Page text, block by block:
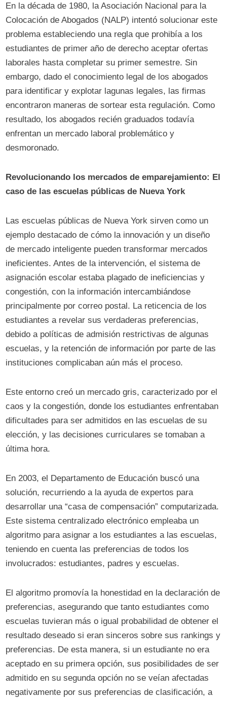
En la década de 1980, la Asociación Nacional para la
Colocación de Abogados (NALP) intentó solucionar este
problema estableciendo una regla que prohibía a los
estudiantes de primer año de derecho aceptar ofertas
laborales hasta completar su primer semestre. Sin
embargo, dado el conocimiento legal de los abogados
para identificar y explotar lagunas legales, las firmas
encontraron maneras de sortear esta regulación. Como
resultado, los abogados recién graduados todavía
enfrentan un mercado laboral problemático y
desmoronado.
Revolucionando los mercados de emparejamiento: El
caso de las escuelas públicas de Nueva York
Las escuelas públicas de Nueva York sirven como un
ejemplo destacado de cómo la innovación y un diseño
de mercado inteligente pueden transformar mercados
ineficientes. Antes de la intervención, el sistema de
asignación escolar estaba plagado de ineficiencias y
congestión, con la información intercambiándose
principalmente por correo postal. La reticencia de los
estudiantes a revelar sus verdaderas preferencias,
debido a políticas de admisión restrictivas de algunas
escuelas, y la retención de información por parte de las
instituciones complicaban aún más el proceso.
Este entorno creó un mercado gris, caracterizado por el
caos y la congestión, donde los estudiantes enfrentaban
dificultades para ser admitidos en las escuelas de su
elección, y las decisiones curriculares se tomaban a
última hora.
En 2003, el Departamento de Educación buscó una
solución, recurriendo a la ayuda de expertos para
desarrollar una “casa de compensación” computarizada.
Este sistema centralizado electrónico empleaba un
algoritmo para asignar a los estudiantes a las escuelas,
teniendo en cuenta las preferencias de todos los
involucrados: estudiantes, padres y escuelas.
El algoritmo promovía la honestidad en la declaración de
preferencias, asegurando que tanto estudiantes como
escuelas tuvieran más o igual probabilidad de obtener el
resultado deseado si eran sinceros sobre sus rankings y
preferencias. De esta manera, si un estudiante no era
aceptado en su primera opción, sus posibilidades de ser
admitido en su segunda opción no se veían afectadas
negativamente por sus preferencias de clasificación, a